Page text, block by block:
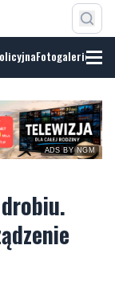
Fotogalerie
ADS BY NGM